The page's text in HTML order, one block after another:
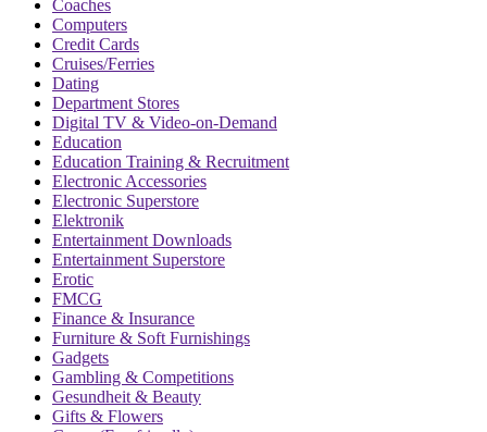
Coaches
Computers
Credit Cards
Cruises/Ferries
Dating
Department Stores
Digital TV & Video-on-Demand
Education
Education Training & Recruitment
Electronic Accessories
Electronic Superstore
Elektronik
Entertainment Downloads
Entertainment Superstore
Erotic
FMCG
Finance & Insurance
Furniture & Soft Furnishings
Gadgets
Gambling & Competitions
Gesundheit & Beauty
Gifts & Flowers